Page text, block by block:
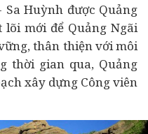
Huỳnh được Quảng
mới để Quảng Ngãi
thân thiện với môi
thời gian qua, Quảng
xây dựng Công viên